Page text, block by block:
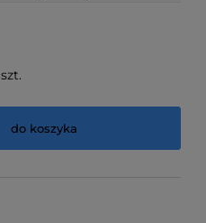
szt.
do koszyka